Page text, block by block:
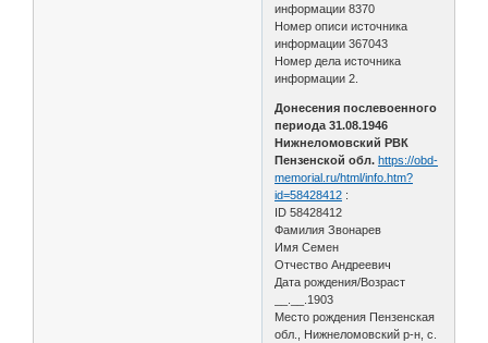
информации 8370
Номер описи источника
информации 367043
Номер дела источника
информации 2.
Донесения послевоенного
периода 31.08.1946
Нижнеломовский РВК
Пензенской обл. https://obd-
memorial.ru/html/info.htm?
id=58428412 :
ID 58428412
Фамилия Звонарев
Имя Семен
Отчество Андреевич
Дата рождения/Возраст
__.__.1903
Место рождения Пензенская
обл., Нижнеломовский р-н, с.